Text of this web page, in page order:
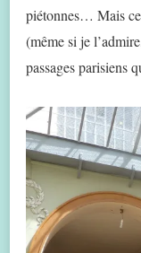
piétonnes… Mais ce
(même si je
passages parisiens